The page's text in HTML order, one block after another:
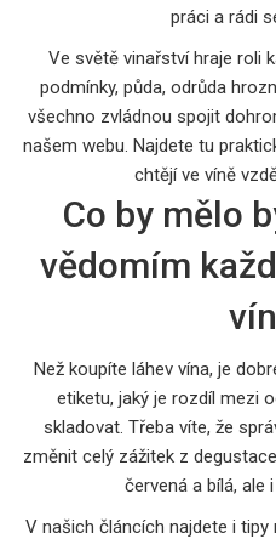
práci a rádi
Ve světě vinařství hraje roli
podmínky, půda, odrůda
všechno zvládnou spojit
našem webu. Najdete tu
chtějí ve víně
Co by mělo
vědomím
Než koupíte láhev vína, je
etiketu, jaký je rozdíl mezi
skladovat. Třeba víte, že
změnit celý zážitek z
červená a bílá, ale
V našich článcích najdete i